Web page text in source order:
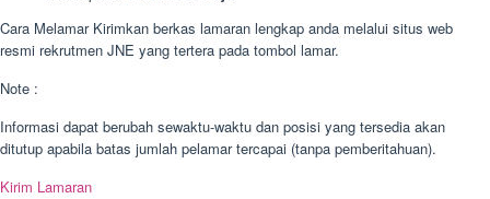
Cara Melamar Kirimkan berkas lamaran lengkap anda melalui situs web
resmi rekrutmen JNE yang tertera pada tombol lamar.
Note :
Informasi dapat berubah sewaktu-waktu dan posisi yang tersedia akan
ditutup apabila batas jumlah pelamar tercapai (tanpa pemberitahuan).
Kirim Lamaran